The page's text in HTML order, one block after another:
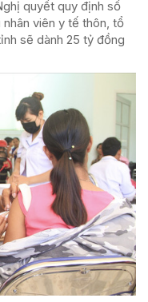
quyết quy định số
viên y tế thôn, tổ
sẽ dành 25 tỷ đồng